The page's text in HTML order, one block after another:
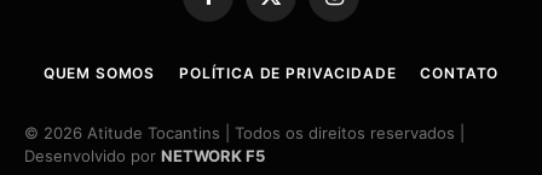
Facebook
X
(Twitter)
Instagram
QUEM SOMOS POLÍTICA DE PRIVACIDADE CONTATO
© 2026 Atitude Tocantins | Todos os direitos reservados |
Desenvolvido por NETWORK F5